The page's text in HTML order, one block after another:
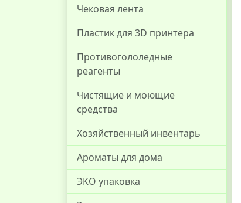
Чековая лента
Пластик для 3D принтера
Противогололедные
реагенты
Чистящие и моющие
средства
Хозяйственный инвентарь
Ароматы для дома
ЭКО упаковка